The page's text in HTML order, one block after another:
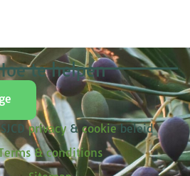
te helpen
privacy& cookiebeleid
& conditions